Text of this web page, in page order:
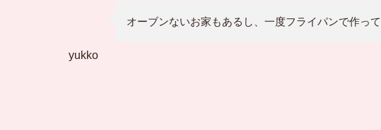
yukko
オーブンないお家もあるし、一度フライパンで作っ